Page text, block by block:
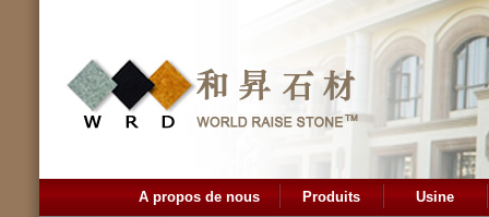
A propos de nous Produits Usine